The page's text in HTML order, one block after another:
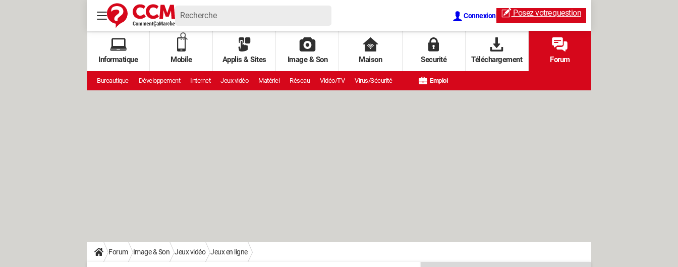
Connexion Posez votrequestion
Informatique Mobile Applis & Sites Image & Son Maison Securité Téléchargement Forum
Bureautique Développement Internet Jeux vidéo Matériel Réseau Vidéo/TV Virus/Sécurité Emploi
Forum Image & Son Jeux vidéo Jeux en ligne